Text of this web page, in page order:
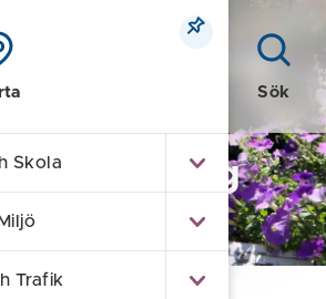
Sök
Skola
Trafik
- turism